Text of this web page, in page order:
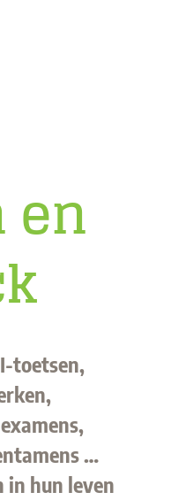
en
toetsen,
…
in hun leven